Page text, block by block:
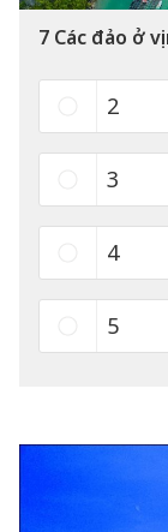
7 Các đảo ở
2
3
4
5